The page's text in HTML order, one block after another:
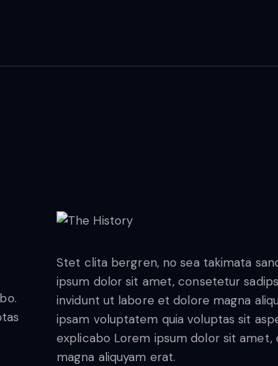
Stet clita bergren, no sea takimata
ipsum dolor sit amet, consetetur
invidunt ut labore et dolore magna
ipsam voluptatem quia voluptas sit
explicabo Lorem ipsum dolor sit
magna aliquyam erat.